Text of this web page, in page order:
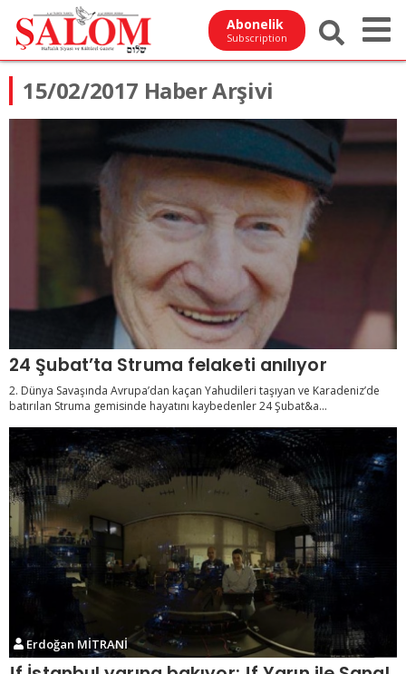
Abonelik
Subscription
15/02/2017 Haber Arşivi
24 Şubat’ta Struma felaketi anılıyor
2. Dünya Savaşında Avrupa’dan kaçan Yahudileri taşıyan ve Karadeniz’de
batırılan Struma gemisinde hayatını kaybedenler 24 Şubat&a...
Erdoğan MİTRANİ